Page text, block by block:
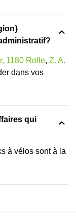
1180 Rolle, Z. A.
dans vos
qui
à vélos sont à la